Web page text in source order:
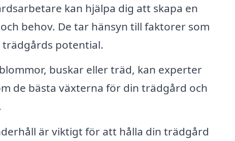
kan hjälpa dig att skapa en
behov. De tar hänsyn till faktorer som
potential.
buskar eller träd, kan experter
de bästa växterna för din trädgård och
är viktigt för att hålla din trädgård